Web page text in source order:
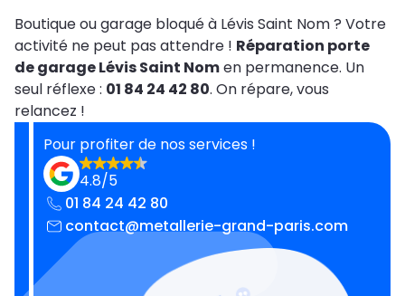
Boutique ou garage bloqué à Lévis Saint Nom ? Votre
activité ne peut pas attendre ! Réparation porte
de garage Lévis Saint Nomen permanence. Un
seul réflexe : 01 84 24 42 80. On répare, vous
relancez !
Pour profiter de nos services !
4.8/5
01 84 24 42 80
contact@metallerie-grand-paris.com